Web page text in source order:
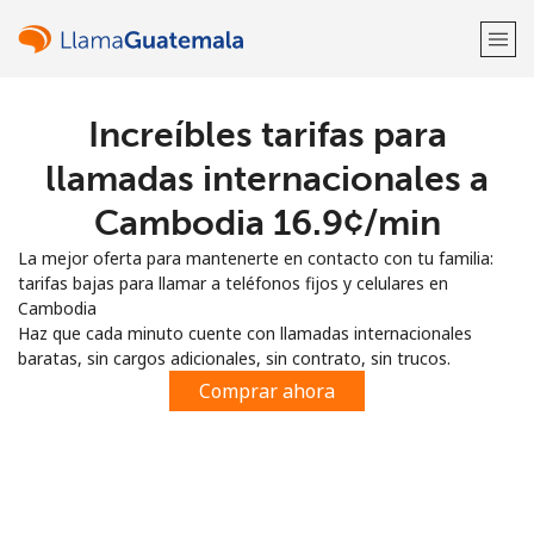
¡Bienvenido!
Regístrate con
o
Increíbles tarifas para
llamadas internacionales a
Cambodia ⁦16.9¢⁩/min
La mejor oferta para mantenerte en contacto con tu familia:
tarifas bajas para llamar a teléfonos fijos y celulares en
Cambodia
Haz que cada minuto cuente con llamadas internacionales
baratas, sin cargos adicionales, sin contrato, sin trucos.
Comprar ahora